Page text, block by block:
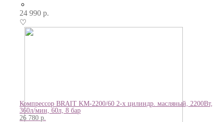
24 990 р.
♡
Компрессор BRAIT KM-2200/60 2-х цилиндр. масляный, 2200Вт,
360л/мин, 60л, 8 бар
26 780 р.